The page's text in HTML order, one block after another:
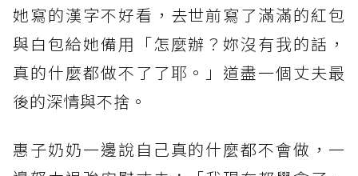
她寫的漢字不好看，去世前寫了滿滿的紅包
與白包給她備用「怎麼辦？妳沒有我的話，
真的什麼都做不了了耶。」道盡一個丈夫最
後的深情與不捨。
惠子奶奶一邊說自己真的什麼都不會做，一